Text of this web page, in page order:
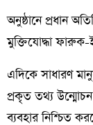
অনুষ্ঠানে প্রধান
মুক্তিযোদ্ধা
এদিকে সাধারণ
প্রকৃত তথ্য
ব্যবহার নিশ্চিত